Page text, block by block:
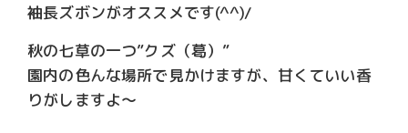
袖長ズボンがオススメです(^^)/
秋の七草の一つ”クズ（葛）”
園内の色んな場所で見かけますが、甘くていい香
りがしますよ～